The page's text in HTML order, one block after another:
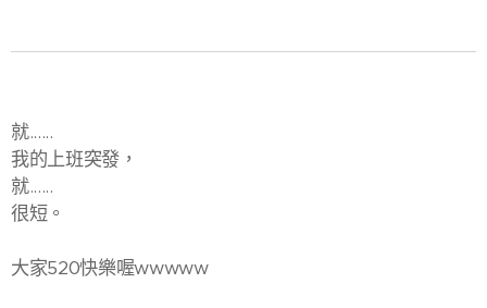
就......
我的上班突發，
就......
很短。
大家520快樂喔wwwww